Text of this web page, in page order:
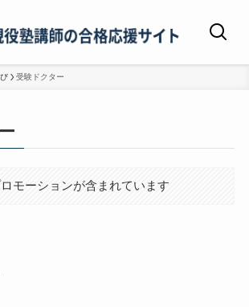
受験ドクター
モーションが含まれています